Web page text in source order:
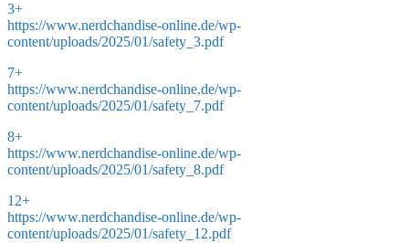
3+
https://www.nerdchandise-online.de/wp-
content/uploads/2025/01/safety_3.pdf
7+
https://www.nerdchandise-online.de/wp-
content/uploads/2025/01/safety_7.pdf
8+
https://www.nerdchandise-online.de/wp-
content/uploads/2025/01/safety_8.pdf
12+
https://www.nerdchandise-online.de/wp-
content/uploads/2025/01/safety_12.pdf